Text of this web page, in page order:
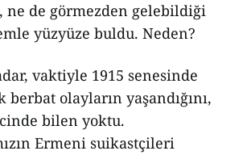
de görmezden gelebildiği
yüzyüze buldu. Neden?
vaktiyle 1915 senesinde
berbat olayların yaşandığını,
bilen yoktu.
Ermeni suikastçileri